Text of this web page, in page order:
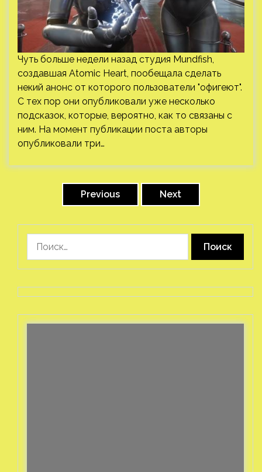
Чуть больше недели назад студия Mundfish,
создавшая Atomic Heart, пообещала сделать
некий анонс от которого пользователи "офигеют".
С тех пор они опубликовали уже несколько
подсказок, которые, вероятно, как то связаны с
ним. На момент публикации поста авторы
опубликовали три…
Пагинация
Previous Next